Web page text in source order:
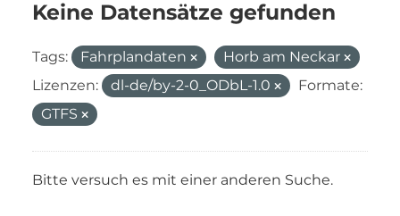
Keine Datensätze gefunden
Tags: Fahrplandaten
Horb am Neckar
Lizenzen:
dl-de/by-2-0_ODbL-1.0
Formate:
GTFS
Bitte versuch es mit einer anderen Suche.